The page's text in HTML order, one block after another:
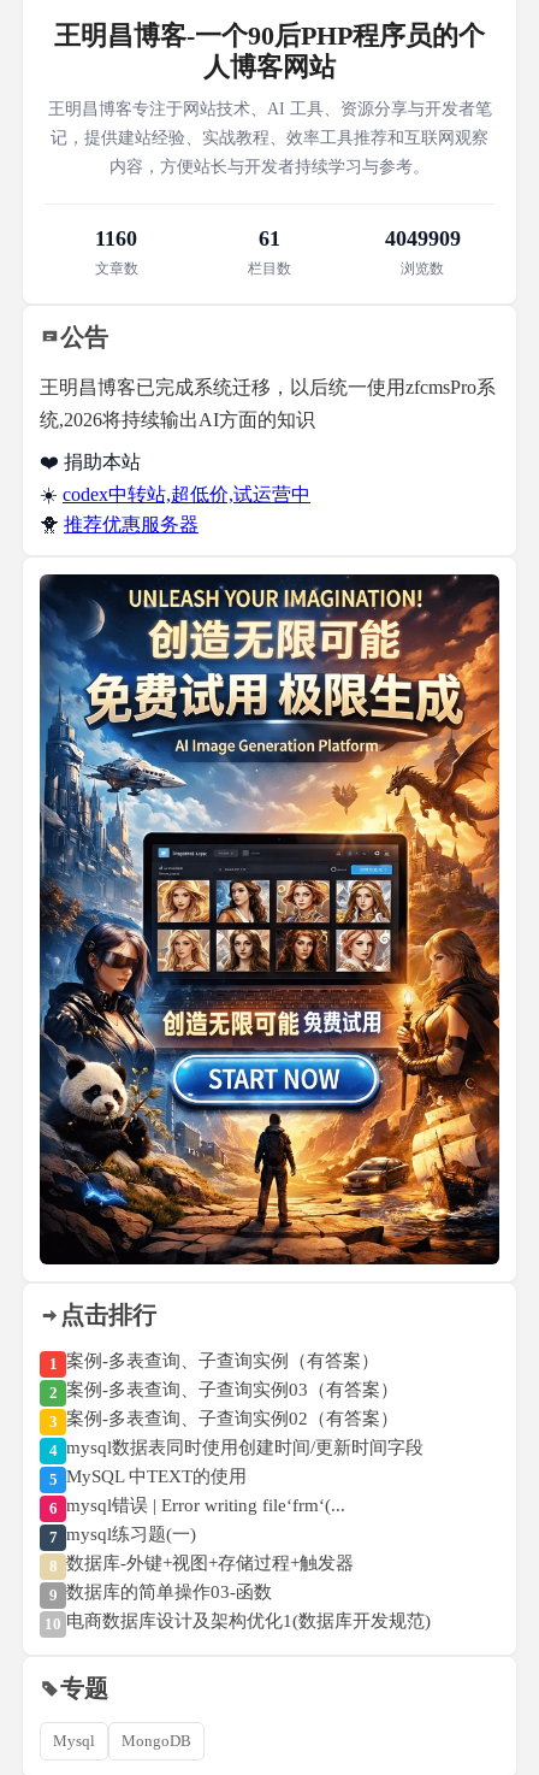
王明昌博客-一个90后PHP程序员的个
人博客网站
王明昌博客专注于网站技术、AI 工具、资源分享与开发者笔
记，提供建站经验、实战教程、效率工具推荐和互联网观察
内容，方便站长与开发者持续学习与参考。
1160
文章数
61
栏目数
4049909
浏览数
公告
王明昌博客已完成系统迁移，以后统一使用zfcmsPro系
统,2026将持续输出AI方面的知识
❤️ 捐助本站
☀️ codex中转站,超低价,试运营中
🐥 推荐优惠服务器
点击排行
1 案例-多表查询、子查询实例（有答案）
2 案例-多表查询、子查询实例03（有答案）
3 案例-多表查询、子查询实例02（有答案）
4 mysql数据表同时使用创建时间/更新时间字段
5 MySQL 中TEXT的使用
6 mysql错误 | Error writing file‘frm‘(...
7 mysql练习题(一)
8 数据库-外键+视图+存储过程+触发器
9 数据库的简单操作03-函数
10 电商数据库设计及架构优化1(数据库开发规范)
专题
Mysql MongoDB